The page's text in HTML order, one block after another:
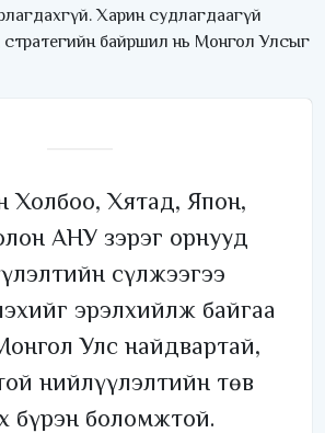
Харин судлагдаагүй
байршил нь Монгол Улсыг
Холбоо, Хятад, Япон,
АНУ зэрэг орнууд
сүлжээгээ
эрэлхийлж байгаа
Улс найдвартай,
нийлүүлэлтийн төв
бүрэн боломжтой.